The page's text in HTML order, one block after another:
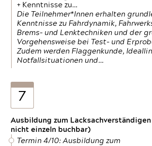
+ Kenntnisse zu…
Die Teilnehmer*Innen erhalten
Kenntnisse zu Fahrdynamik,
Brems- und Lenktechniken und der
Vorgehensweise bei Test- und
Zudem werden Flaggenkunde,
Notfallsituationen und…
7
Ausbildung zum Lacksachverständigen
nicht einzeln buchbar)
Termin 4/10: Ausbildung zum